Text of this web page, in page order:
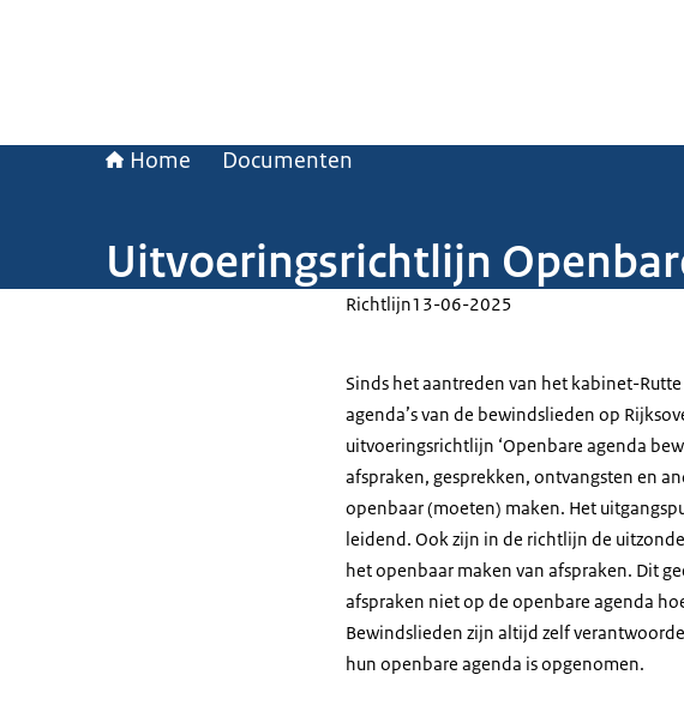
Home Documenten
Uitvoeringsrichtlijn
Richtlijn13-06-2025
Sinds het aantreden van het kabinet-
agenda’s van de bewindslieden op
uitvoeringsrichtlijn ‘Openbare agenda
afspraken, gesprekken, ontvangsten en
openbaar (moeten) maken. Het
leidend. Ook zijn in de richtlijn de
het openbaar maken van afspraken. Dit
afspraken niet op de openbare agenda
Bewindslieden zijn altijd zelf
hun openbare agenda is opgenomen.